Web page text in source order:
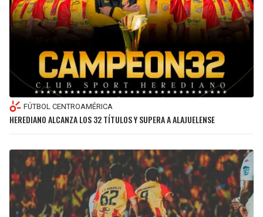
FÚTBOL CENTROAMÉRICA
HEREDIANO ALCANZA LOS 32 TÍTULOS Y SUPERA A ALAJUELENSE